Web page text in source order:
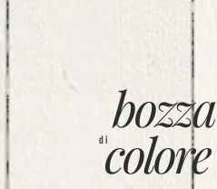
bozza
colore
di